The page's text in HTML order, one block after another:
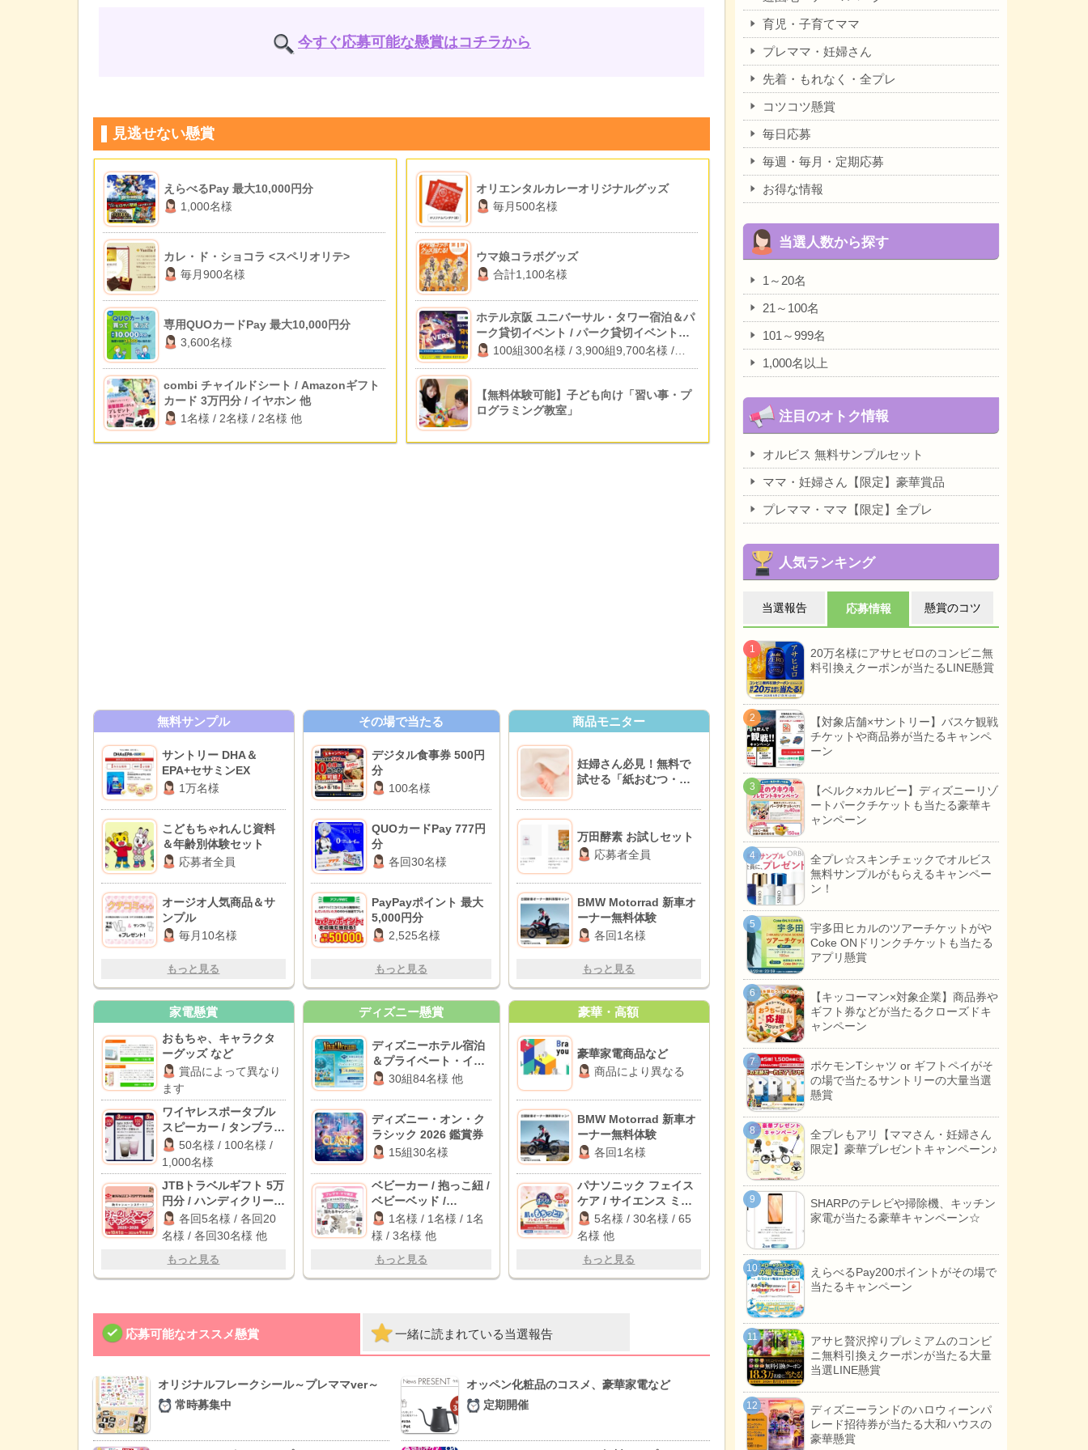
今すぐ応募可能な懸賞はコチラから
見逃せない懸賞
えらべるPay 最大10,000円分
1,000名様
カレ・ド・ショコラ <スペリオリテ>
毎月900名様
専用QUOカードPay 最大10,000円分
3,600名様
combi チャイルドシート / Amazonギフト
カード 3万円分 / イヤホン 他
1名様 / 2名様 / 2名様 他
オリエンタルカレーオリジナルグッズ
毎月500名様
ウマ娘コラボグッズ
合計1,100名様
ホテル京阪 ユニバーサル・タワー宿泊＆パ
ーク貸切イベント / パーク貸切イベント招
待 / 1万円キャッシュバック
100組300名様 / 3,900組9,700名様 /
2,000名様
【無料体験可能】子ども向け「習い事・プ
ログラミング教室」
無料サンプル
サントリー DHA＆
EPA+セサミンEX
1万名様
こどもちゃれんじ資料
＆年齢別体験セット
応募者全員
オージオ人気商品＆サ
ンプル
毎月10名様
もっと見る
その場で当たる
デジタル食事券 500円
分
100名様
QUOカードPay 777円
分
各回30名様
PayPayポイント 最大
5,000円分
2,525名様
もっと見る
商品モニター
妊婦さん必見！無料で
試せる「紙おむつ・粉
BEST10♪
万田酵素 お試しセット
応募者全員
BMW Motorrad 新車オ
ーナー無料体験
各回1名様
もっと見る
家電懸賞
おもちゃ、キャラクタ
ーグッズ など
賞品によって異なり
ます
ワイヤレスポータブル
スピーカー / タンブラー
/ デジタルギフト 500円
分
50名様 / 100名様 /
1,000名様
JTBトラベルギフト 5万
円分 / ハンディクリーナ
ー / カタログギフト 他
各回5名様 / 各回20
名様 / 各回30名様 他
もっと見る
ディズニー懸賞
ディズニーホテル宿泊
＆プライベート・イブ
ニング・パーティー招
30組84名様 他
ディズニー・オン・ク
ラシック 2026 鑑賞券
15組30名様
ベビーカー / 抱っこ紐 /
ベビーベッド /
Amazonギフト 10,000
円分 他
1名様 / 1名様 / 1名
様 / 3名様 他
もっと見る
豪華・高額
豪華家電商品など
商品により異なる
BMW Motorrad 新車オ
ーナー無料体験
各回1名様
パナソニック フェイス
ケア / サイエンス ミラ
ブル爽 / NIPLUX ヘッド
スパ 他
5名様 / 30名様 / 65
名様 他
もっと見る
応募可能なオススメ懸賞 一緒に読まれている当選報告
オリジナルフレークシール～プレママver～
常時募集中
オッペン化粧品のコスメ、豪華家電など
定期開催
育児・子育てママ
プレママ・妊婦さん
先着・もれなく・全プレ
コツコツ懸賞
毎日応募
毎週・毎月・定期応募
お得な情報
当選人数から探す
1～20名
21～100名
101～999名
1,000名以上
注目のオトク情報
オルビス 無料サンプルセット
ママ・妊婦さん【限定】豪華賞品
プレママ・ママ【限定】全プレ
人気ランキング
当選報告 応募情報 懸賞のコツ
20万名様にアサヒゼロのコンビニ無
料引換えクーポンが当たるLINE懸賞
【対象店舗×サントリー】バスケ観戦
チケットや商品券が当たるキャンペ
ーン
【ベルク×カルビー】ディズニーリゾ
ートパークチケットも当たる豪華キ
ャンペーン
全プレ☆スキンチェックでオルビス
無料サンプルがもらえるキャンペー
ン！
宇多田ヒカルのツアーチケットがや
Coke ONドリンクチケットも当たる
アプリ懸賞
【キッコーマン×対象企業】商品券や
ギフト券などが当たるクローズドキ
ャンペーン
ポケモンTシャツ or ギフトペイがそ
の場で当たるサントリーの大量当選
懸賞
全プレもアリ【ママさん・妊婦さん
限定】豪華プレゼントキャンペーン♪
SHARPのテレビや掃除機、キッチン
家電が当たる豪華キャンペーン☆
えらべるPay200ポイントがその場で
当たるキャンペーン
アサヒ贅沢搾りプレミアムのコンビ
ニ無料引換えクーポンが当たる大量
当選LINE懸賞
ディズニーランドのハロウィーンパ
レード招待券が当たる大和ハウスの
豪華懸賞